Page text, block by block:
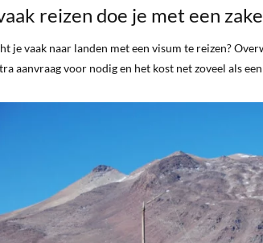
reizen doe je met een
je vaak naar landen met een visum te reizen?
aanvraag voor nodig en het kost net zoveel als